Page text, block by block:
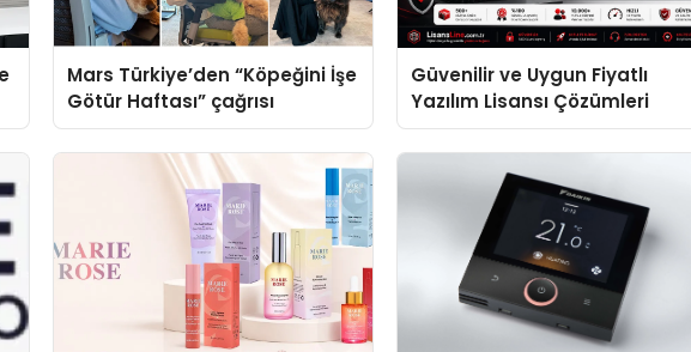
Mars Türkiye’den “Köpeğini İşe
Götür Haftası” çağrısı
Güvenilir ve Uygun Fiyatlı
Yazılım Lisansı Çözümleri